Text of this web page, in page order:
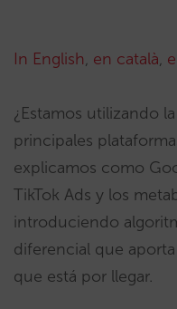
In English, en català,
¿Estamos utilizando
principales
explicamos como
TikTok Ads y los
introduciendo
diferencial que
que está por llegar.